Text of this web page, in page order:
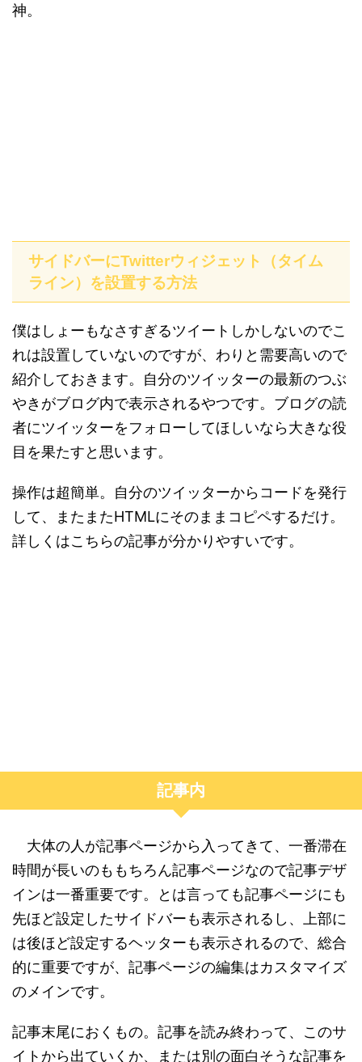
神。
サイドバーにTwitterウィジェット（タイム
ライン）を設置する方法
僕はしょーもなさすぎるツイートしかしないのでこ
れは設置していないのですが、わりと需要高いので
紹介しておきます。自分のツイッターの最新のつぶ
やきがブログ内で表示されるやつです。ブログの読
者にツイッターをフォローしてほしいなら大きな役
目を果たすと思います。
操作は超簡単。自分のツイッターからコードを発行
して、またまたHTMLにそのままコピペするだけ。
詳しくはこちらの記事が分かりやすいです。
記事内
大体の人が記事ページから入ってきて、一番滞在
時間が長いのももちろん記事ページなので記事デザ
インは一番重要です。とは言っても記事ページにも
先ほど設定したサイドバーも表示されるし、上部に
は後ほど設定するヘッターも表示されるので、総合
的に重要ですが、記事ページの編集はカスタマイズ
のメインです。
記事末尾におくもの。記事を読み終わって、このサ
イトから出ていくか、または別の面白そうな記事を